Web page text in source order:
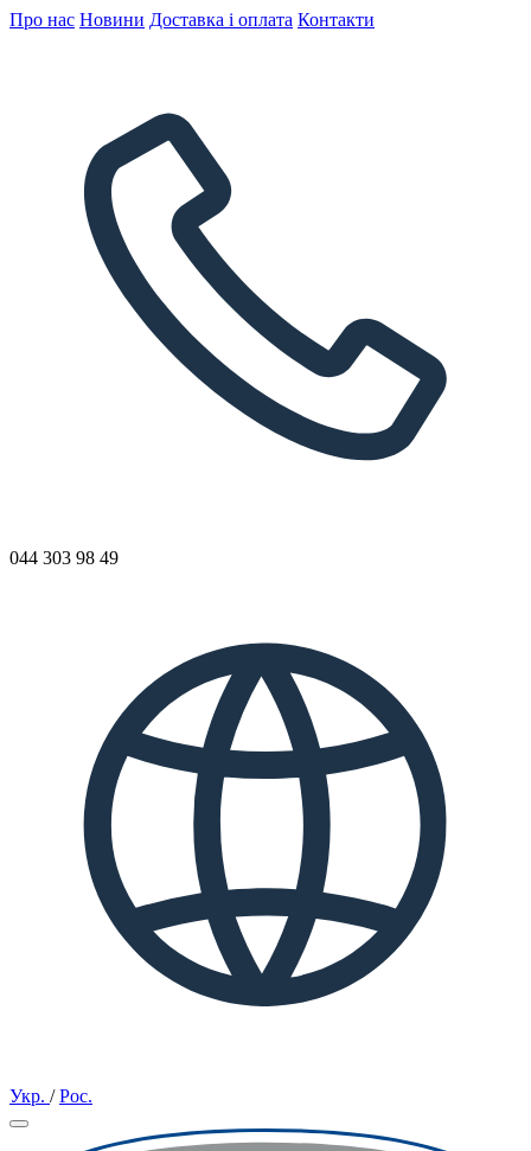
Про нас Новини Доставка і оплата Контакти
044 303 98 49
Укр. /Рос.